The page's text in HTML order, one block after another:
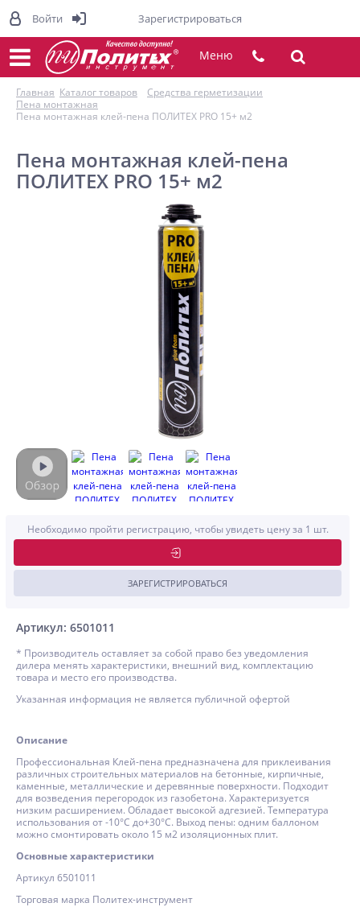
Меню
Главная Каталог товаров
Средства герметизации
Пена монтажная
Пена монтажная клей-пена ПОЛИТЕХ PRO 15+ м2
Пена монтажная клей-пена
ПОЛИТЕХ PRO 15+ м2
Артикул: 6501011
Необходимо пройти регистрацию, чтобы увидеть цену за 1 шт.
ЗАРЕГИСТРИРОВАТЬСЯ
* Производитель оставляет за собой право без уведомления
дилера менять характеристики, внешний вид, комплектацию
товара и место его производства.
Указанная информация не является публичной офертой
Описание
Профессиональная Клей-пена предназначена для приклеивания
различных строительных материалов на бетонные, кирпичные,
каменные, металлические и деревянные поверхности. Подходит
для возведения перегородок из газобетона. Характеризуется
низким расширением. Обладает высокой адгезией. Температура
использования от -10°C до+30°C. Выход пены: одним баллоном
можно смонтировать около 15 м2 изоляционных плит.
Основные характеристики
Артикул 6501011
Торговая марка Политех-инструмент
Войти Зарегистрироваться